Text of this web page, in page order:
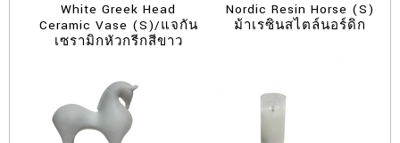
White Greek Head
Ceramic Vase (S)/แจกัน
เซรามิกหัวกรีกสีขาว
Nordic Resin Horse (S)
ม้าเรซินสไตล์นอร์ดิก